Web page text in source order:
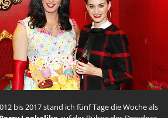
bis 2017 stand ich fünf Tage die Woche als